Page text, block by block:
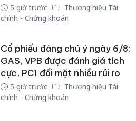
5 giờ trước
Thương hiệu Tài
chính - Chứng khoán
Cổ phiếu đáng chú ý ngày 6/8:
GAS, VPB được đánh giá tích
cực, PC1 đối mặt nhiều rủi ro
5 giờ trước
Thương hiệu Tài
chính - Chứng khoán